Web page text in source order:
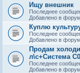
Ищу внешник
Последнее
Добавлено в
Куплю
Последнее
Добавлено в
Продам
л\с+Система
Последнее
Добавлено в